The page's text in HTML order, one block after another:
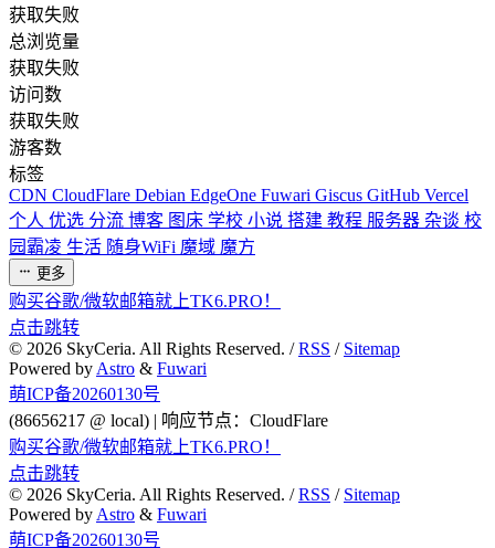
获取失败
总浏览量
获取失败
访问数
获取失败
游客数
标签
CDN CloudFlare Debian EdgeOne Fuwari Giscus GitHub Vercel
个人 优选 分流 博客 图床 学校 小说 搭建 教程 服务器 杂谈 校
园霸凌 生活 随身WiFi 魔域 魔方
更多
购买谷歌/微软邮箱就上TK6.PRO！
点击跳转
© 2026 SkyCeria. All Rights Reserved. /RSS / Sitemap
Powered by Astro & Fuwari
萌ICP备20260130号
(86656217 @ local) | 响应节点：CloudFlare
购买谷歌/微软邮箱就上TK6.PRO！
点击跳转
© 2026 SkyCeria. All Rights Reserved. /RSS / Sitemap
Powered by Astro & Fuwari
萌ICP备20260130号